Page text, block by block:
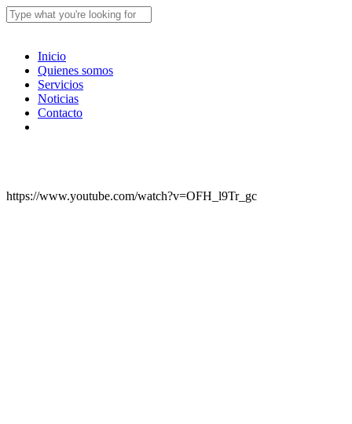
Skip
to
content
Menu
Inicio
Quienes somos
Servicios
Noticias
Contacto
https://www.youtube.com/watch?v=OFH_l9Tr_gc